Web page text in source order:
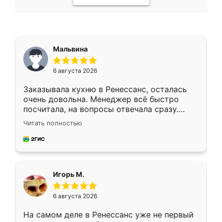
Мальвина
6 августа 2026
Заказывала кухню в Ренессанс, осталась
очень довольна. Менеджер всё быстро
посчитала, на вопросы отвечала сразу.
Замерщик приехал в субботу, подошёл к
делу со всей ответственностью. Собрали
за день, ребята работали аккуратно, даже
Читать полностью
Игорь М.
6 августа 2026
На самом деле в Ренессанс уже не первый